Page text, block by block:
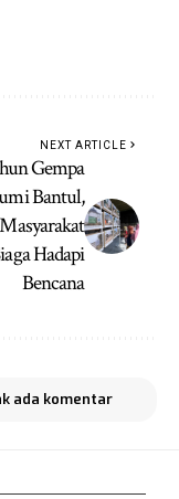
NEXT ARTICLE
Gempa
Bantul,
Hadapi
Bencana
ada komentar